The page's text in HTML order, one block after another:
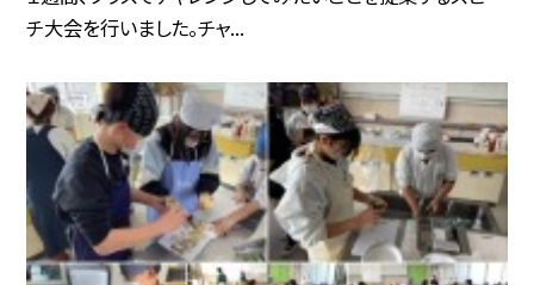
チ大会を行いました。チャ...